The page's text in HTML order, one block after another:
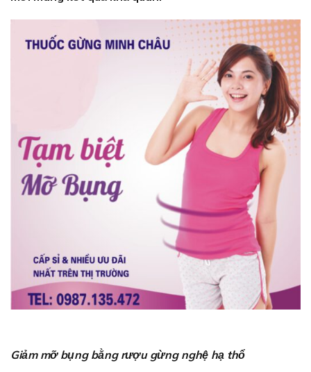
Giảm mỡ bụng bằng rượu gừng nghệ hạ thổ